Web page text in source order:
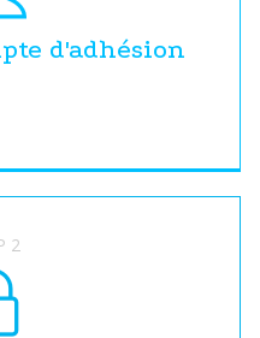
d'adhésion
2